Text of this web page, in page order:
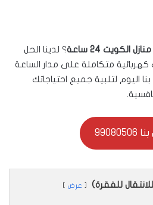
الكويت 24 ساعة
؟ لدينا الحل
متكاملة على مدار الساعة
اليوم لتلبية جميع احتياجاتك
للفقرة) عرض